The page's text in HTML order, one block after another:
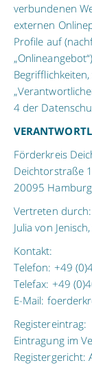
verbundenen
externen
Profile auf
4 der
Förderkreis
Deichtorstraße
20095 Hamburg
Vertreten durch:
Julia von
Kontakt:
Telefon: +49
Telefax: +49
E-Mail:
Registereintrag:
Eintragung im
Registergericht: